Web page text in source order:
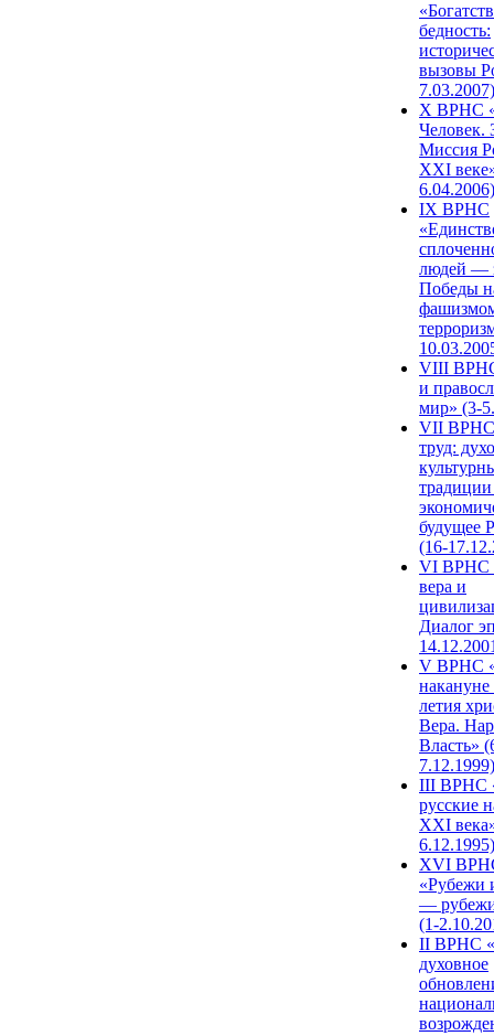
бедность:
вызовы
7.03.2007)
X ВРНС
Человек.
Миссия
XXI
6.04.2006)
IX ВРНС
людей —
Победы
VIII
и
мир» (3-
VII ВРНС
труд:
будущее
(16-
VI ВРНС
вера и
Диалог
V ВРНС
накануне
летия
Вера.
Власть»
7.12.1999)
III ВРНС
русские
XXI
6.12.1995)
XVI
«Рубежи
—
(1-
II ВРНС
духовное